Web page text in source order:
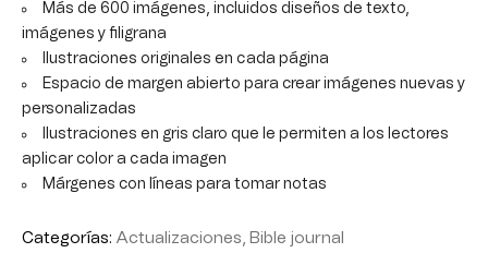
Más de 600 imágenes, incluidos diseños de texto,
imágenes y filigrana
Ilustraciones originales en cada página
Espacio de margen abierto para crear imágenes nuevas y
personalizadas
Ilustraciones en gris claro que le permiten a los lectores
aplicar color a cada imagen
Márgenes con líneas para tomar notas
Categorías: Actualizaciones Bible journal